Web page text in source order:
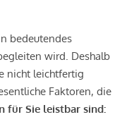
bedeutendes
wird. Deshalb
nicht leichtfertig
Faktoren, die
für Sie leistbar sind: